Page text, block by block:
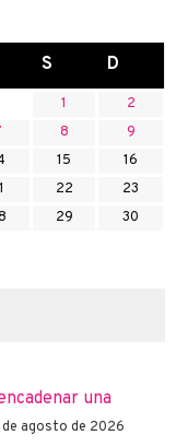
S D
1
2
8
9
15
16
22
23
29
30
una
de agosto de 2026